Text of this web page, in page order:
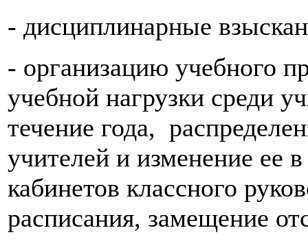
- дисциплинарные
- организацию учебного
учебной нагрузки среди
течение года,
учителей и изменение ее
кабинетов классного
расписания, замещение